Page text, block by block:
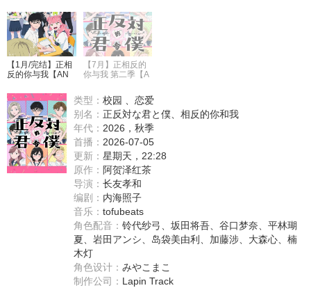
【1月/完结】正相
反的你与我【AN
【7月】正相反的
你与我 第二季【A
类型： 校园 、恋爱
别名： 正反対な君と僕、相反的你和我
年代： 2026，秋季
首播： 2026-07-05
更新： 星期天，22:28
原作： 阿贺泽红茶
导演： 长友孝和
编剧： 内海照子
音乐： tofubeats
角色配音： 铃代纱弓、 坂田将吾、 谷口梦奈、 平林瑚
夏、 岩田アンシ、 岛袋美由利 、 加藤涉、 大森心、 楠
木灯
角色设计： みやこまこ
制作公司： Lapin Track